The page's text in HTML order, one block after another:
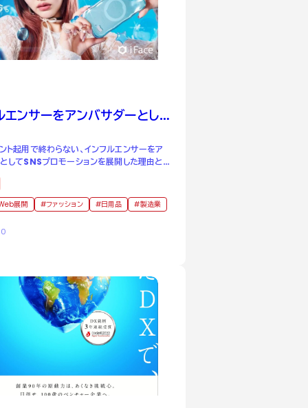
エンサーをアンバサダーとし
ト起用で終わらない、インフルエンサーをア
してSNSプロモーションを展開した理由と
展開 ファッション 日用品 製造業